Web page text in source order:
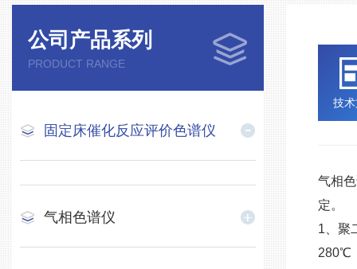
公司产品系列
PRODUCT RANGE
固定床催化反应评价色谱仪
气相色谱仪
技
气相
定。
1、聚
280℃